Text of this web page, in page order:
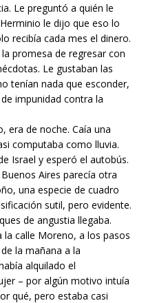
Le preguntó a quién le
le dijo que eso lo
recibía cada mes el dinero.
promesa de regresar con
Le gustaban las
tenían nada que esconder,
impunidad contra la
era de noche. Caía una
computaba como lluvia.
Israel y esperó el autobús.
Aires parecía otra
una especie de cuadro
sutil, pero evidente.
de angustia llegaba.
calle Moreno, a los pasos
la mañana a la
alquilado el
– por algún motivo intuía
qué, pero estaba casi